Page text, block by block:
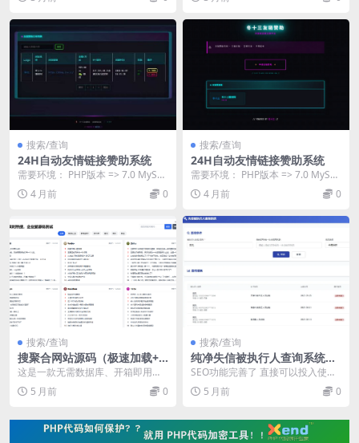
搜索/查询
24H自动友情链接赞助系统
需要环境： PHP版本 => 7.0 MySQ
L 部署： 上传到网站根目录解压
即...4 月前 0
搜索/查询
24H自动友情链接赞助系统
需要环境： PHP版本 => 7.0 MySQ
L 部署： 上传到网站根目录解压
即...4 月前 0
搜索/查询
搜聚合网站源码（极速加载+S
EO优化+全功能完整版）
这是一款无需数据库、开箱即用的
PHP 全网热搜聚合源码，集成多平
台热搜、分类筛...
5 月前 0
搜索/查询
纯净失信被执行人查询系统源
码
SEO功能完善了 直接可以投入使
用。后面就不发HTML源码了转站P
HP语言。有个...
5 月前 0